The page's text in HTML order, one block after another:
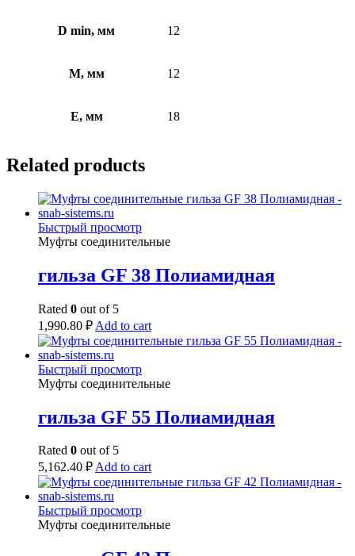
D min, мм 12
M, мм 12
E, мм 18
Related products
Быстрый просмотр
Муфты соединительные
гильза GF 38 Полиамидная
Rated 0 out of 5
1,990.80 ₽ Add to cart
Быстрый просмотр
Муфты соединительные
гильза GF 55 Полиамидная
Rated 0 out of 5
5,162.40 ₽Add to cart
Быстрый просмотр
Муфты соединительные